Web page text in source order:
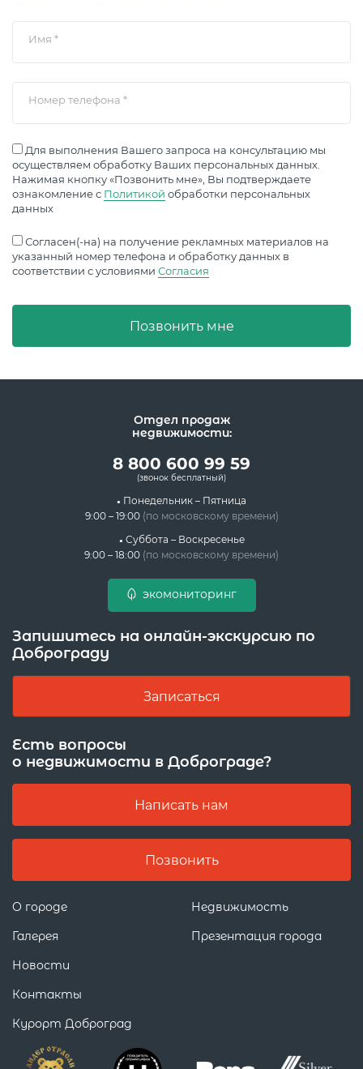
Имя *
Номер телефона *
Для выполнения Вашего запроса на консультацию мы
осуществляем обработку Ваших персональных данных.
Нажимая кнопку «Позвонить мне», Вы подтверждаете
ознакомление с Политикой обработки персональных
данных
Согласен(-на) на получение рекламных материалов на
указанный номер телефона и обработку данных в
соответствии с условиями Согласия
Позвонить мне
Отдел продаж
недвижимости:
8 800 600 99 59
(звонок бесплатный)
Понедельник – Пятница
9:00 – 19:00 (по московскому времени)
Суббота – Воскресенье
9:00 – 18:00 (по московскому времени)
экомониторинг
О городе
Недвижимость
Галерея
Новости
Контакты
Курорт Доброград
Презентация города
Запишитесь на онлайн-экскурсию по
Доброграду
Записаться
Есть вопросы
о недвижимости в Доброграде?
Написать нам
Позвонить